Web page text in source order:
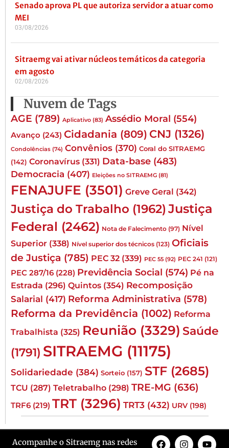
Senado aprova PL que autoriza servidor a atuar como
MEI
03/08/2026
Sitraemg vai ativar núcleos temáticos da categoria
em agosto
02/08/2026
Nuvem de Tags
AGE (789) Aplicativo (83) Assédio Moral (554)
Avanço (243) Cidadania (809) CNJ (1326)
Condolências (74) Convênios (370) Coral do SITRAEMG
(142) Coronavírus (331) Data-base (483)
Democracia (407) Eleições no SITRAEMG (81)
FENAJUFE (3501) Greve Geral (342)
Justiça do Trabalho (1962) Justiça
Federal (2462) Nota de Falecimento (97) Nível
Superior (338) Nível superior dos técnicos (123) Oficiais
de Justiça (785) PEC 32 (339) PEC 55 (92) PEC 241 (121)
PEC 287/16 (228) Previdência Social (574) Pé na
Estrada (296) Quintos (354) Recomposição
Salarial (417) Reforma Administrativa (578)
Reforma da Previdência (1002) Reforma
Trabalhista (325) Reunião (3329) Saúde
(1791) SITRAEMG (11175)
Solidariedade (384) Sorteio (157) STF (2685)
TCU (287) Teletrabalho (298) TRE-MG (636)
TRF6 (219) TRT (3296) TRT3 (432) URV (198)
Acompanhe o Sitraemg nas redes